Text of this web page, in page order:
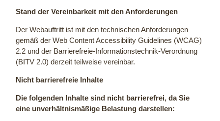
Stand der Vereinbarkeit mit den Anforderungen
Der Webauftritt ist mit den technischen Anforderungen
gemäß der Web Content Accessibility Guidelines (WCAG)
2.2 und der Barrierefreie-Informationstechnik-Verordnung
(BITV 2.0) derzeit teilweise vereinbar.
Nicht barrierefreie Inhalte
Die folgenden Inhalte sind nicht barrierefrei, da Sie
eine unverhältnismäßige Belastung darstellen: